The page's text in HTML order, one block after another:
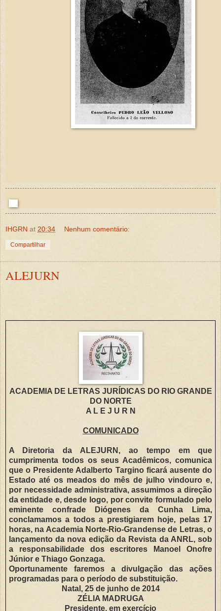
IHGRN at 20:34 Nenhum comentário:
Compartilhar
ALEJURN
ACADEMIA DE LETRAS JURÍDICAS DO RIO GRANDE
DO NORTE
A L E J U R N
COMUNICADO
A Diretoria da ALEJURN, ao tempo em que
cumprimenta todos os seus Acadêmicos, comunica
que o Presidente Adalberto Targino ficará ausente do
Estado até os meados do mês de julho vindouro e,
por necessidade administrativa, assumimos a direção
da entidade e, desde logo, por convite formulado pelo
eminente confrade Diógenes da Cunha Lima,
conclamamos a todos a prestigiarem hoje, pelas 17
horas, na Academia Norte-Rio-Grandense de Letras, o
lançamento da nova edição da Revista da ANRL, sob
a responsabilidade dos escritores Manoel Onofre
Júnior e Thiago Gonzaga.
Oportunamente faremos a divulgação das ações
programadas para o período de substituição.
Natal, 25 de junho de 2014
ZÉLIA MADRUGA
Presidente, em exercício